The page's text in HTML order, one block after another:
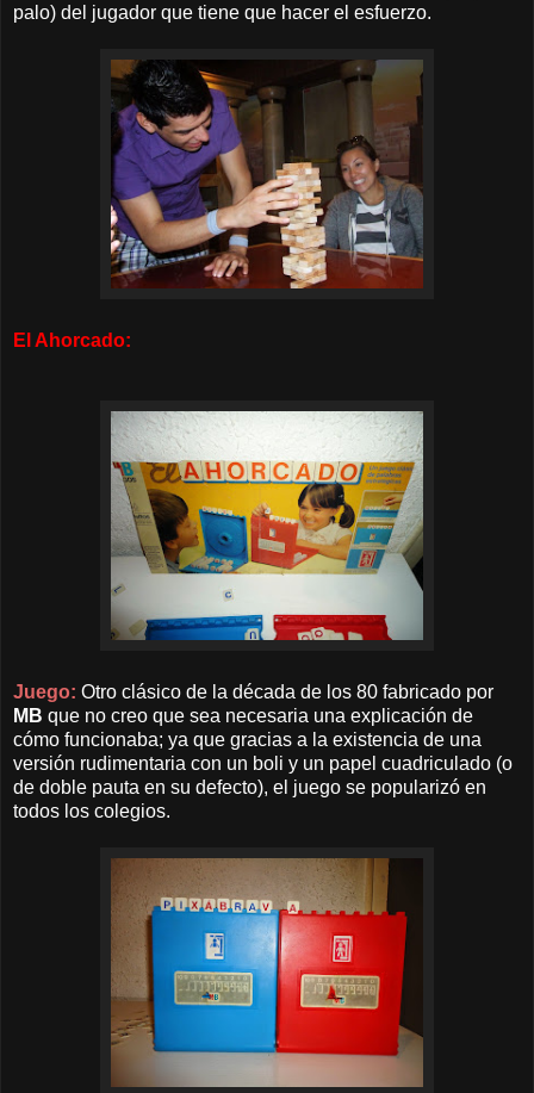
palo) del jugador que tiene que hacer el esfuerzo.
El Ahorcado:
Juego: Otro clásico de la década de los 80 fabricado por
MB que no creo que sea necesaria una explicación de
cómo funcionaba; ya que gracias a la existencia de una
versión rudimentaria con un boli y un papel cuadriculado (o
de doble pauta en su defecto), el juego se popularizó en
todos los colegios.